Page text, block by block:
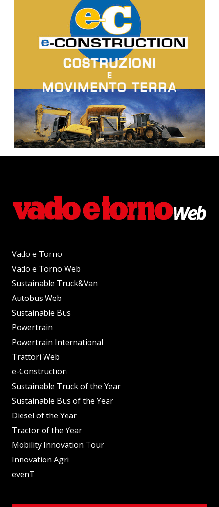
Vado e Torno
Vado e Torno Web
Sustainable Truck&Van
Autobus Web
Sustainable Bus
Powertrain
Powertrain International
Trattori Web
e-Construction
Sustainable Truck of the Year
Sustainable Bus of the Year
Diesel of the Year
Tractor of the Year
Mobility Innovation Tour
Innovation Agri
evenT